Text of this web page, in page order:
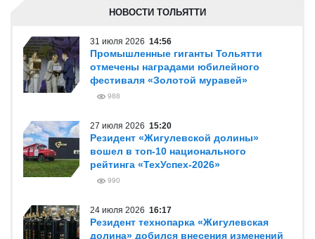
НОВОСТИ ТОЛЬЯТТИ
31 июля 2026 14:56
Промышленные гиганты Тольятти
отмечены наградами юбилейного
фестиваля «Золотой муравей»
988
27 июля 2026 15:20
Резидент «Жигулевской долины»
вошел в топ-10 национального
рейтинга «ТехУспех-2026»
990
24 июля 2026 16:17
Резидент технопарка «Жигулевская
долина» добился внесения изменений